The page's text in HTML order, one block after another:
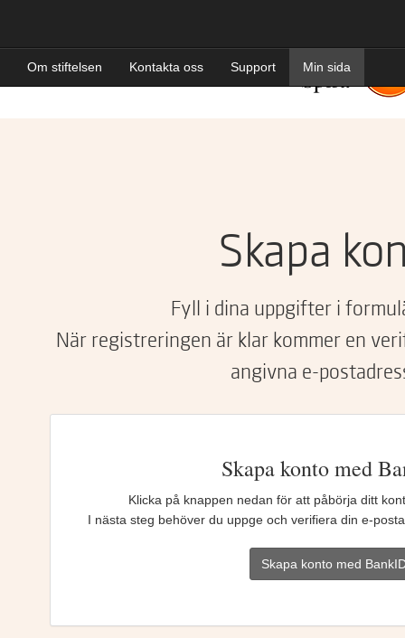
Om stiftelsen Kontakta oss Support Min sida
Skapa
Fyll i dina uppgifter i
När registreringen är klar kommer en
angivna e-
Skapa konto med
Klicka på knappen nedan för att påbörja ditt
I nästa steg behöver du uppge och verifiera din e-
Skapa konto med